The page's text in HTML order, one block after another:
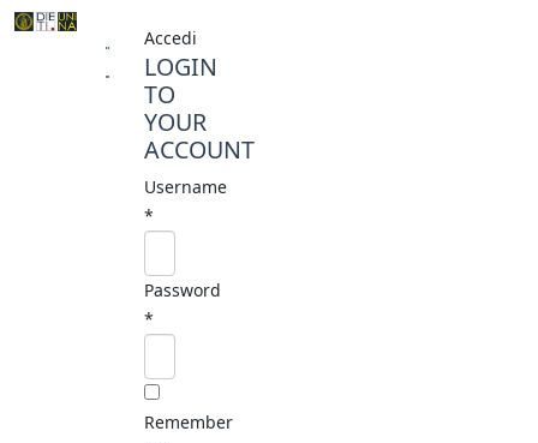
Accedi
LOGIN
TO
YOUR
ACCOUNT
Username
*
Password
*
Remember